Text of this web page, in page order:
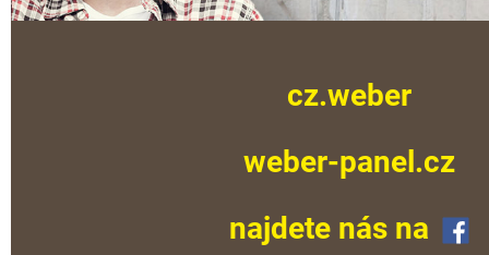
cz.weber
weber-panel.cz
najdete nás na